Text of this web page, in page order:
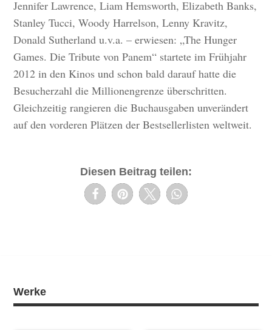
Jennifer Lawrence, Liam Hemsworth, Elizabeth Banks,
Stanley Tucci, Woody Harrelson, Lenny Kravitz,
Donald Sutherland u.v.a. – erwiesen: „The Hunger
Games. Die Tribute von Panem“ startete im Frühjahr
2012 in den Kinos und schon bald darauf hatte die
Besucherzahl die Millionengrenze überschritten.
Gleichzeitig rangieren die Buchausgaben unverändert
auf den vorderen Plätzen der Bestsellerlisten weltweit.
Diesen Beitrag teilen:
Werke